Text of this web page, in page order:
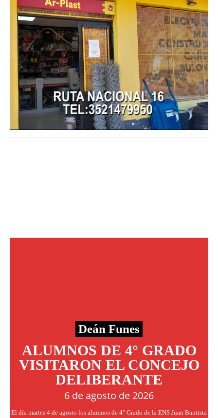
Deán Funes
ALUMNOS DE 4° GRADO
VISITARON EL CONCEJO
DELIBERANTE
6 de agosto de 2026
El día martes 4 de agosto los alumnos de 4° Grado de la ENS Juan Bautista